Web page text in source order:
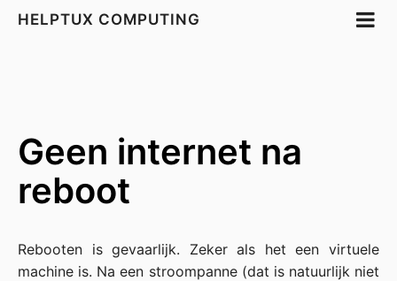
HELPTUX COMPUTING
Geen internet na
reboot
Rebooten is gevaarlijk. Zeker als het een virtuele
machine is. Na een stroompanne (dat is natuurlijk niet